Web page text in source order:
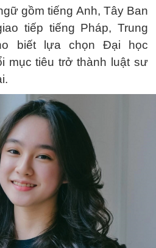
gồm tiếng Anh, Tây Ban
tiếp tiếng Pháp, Trung
biết lựa chọn Đại học
mục tiêu trở thành luật sư